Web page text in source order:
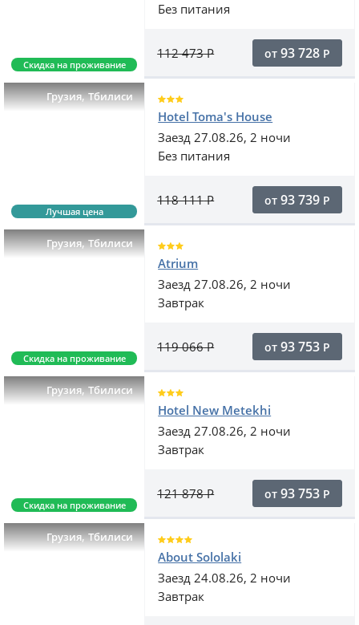
Скидка на проживание
Без питания
112 473Р от 93 728 Р
Грузия,Тбилиси
Лучшая цена
Hotel Toma's House
Заезд 27.08.26, 2 ночи
Без питания
118 111Р от 93 739 Р
Грузия,Тбилиси
Скидка на проживание
Atrium
Заезд 27.08.26, 2 ночи
Завтрак
119 066Р от 93 753 Р
Грузия,Тбилиси
Скидка на проживание
Hotel New Metekhi
Заезд 27.08.26, 2 ночи
Завтрак
121 878Р от 93 753 Р
Грузия,Тбилиси
About Sololaki
Заезд 24.08.26, 2 ночи
Завтрак